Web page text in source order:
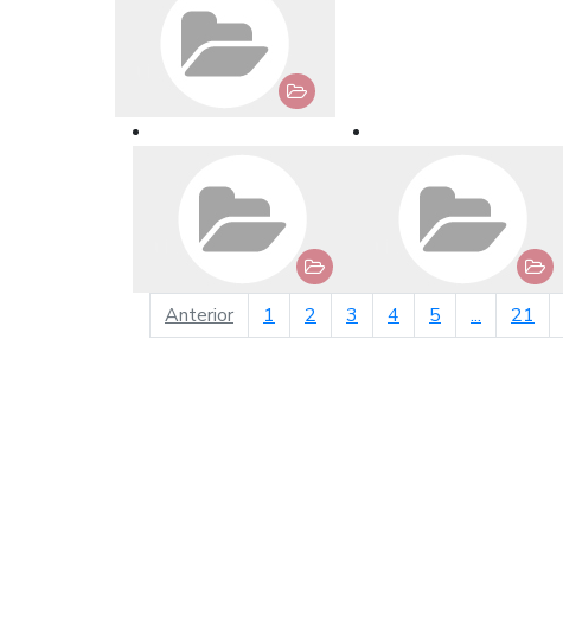
Anteriorpágina anterior
1 2 3 4 5 ... 21